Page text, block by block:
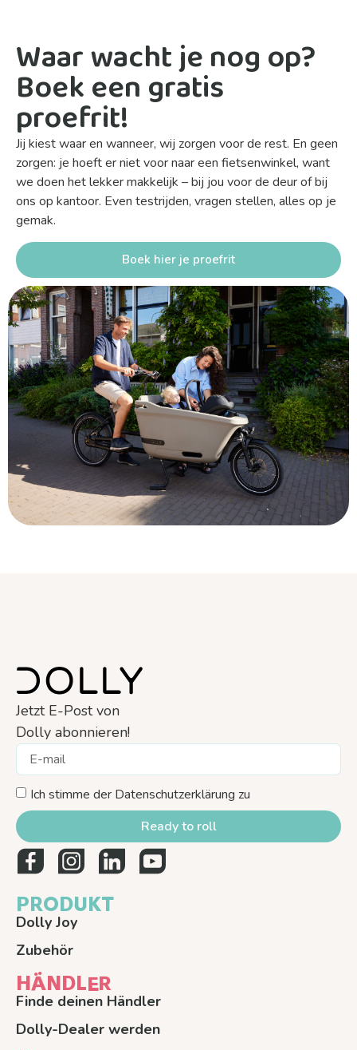
Waar wacht je nog op?
Boek een gratis
proefrit!
Jij kiest waar en wanneer, wij zorgen voor de rest. En geen
zorgen: je hoeft er niet voor naar een fietsenwinkel, want
we doen het lekker makkelijk – bij jou voor de deur of bij
ons op kantoor. Even testrijden, vragen stellen, alles op je
gemak.
Boek hier je proefrit
Jetzt E-Post von
Dolly abonnieren!
Ich stimme der Datenschutzerklärung zu
Ready to roll
PRODUKT
Dolly Joy
Zubehör
HÄNDLER
Finde deinen Händler
Dolly-Dealer werden